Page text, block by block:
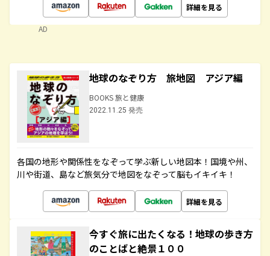
詳細を見る
AD
地球のなぞり方 旅地図 アジア編
BOOKS 旅と健康
2022.11.25 発売
各国の地形や関係性をなぞって学ぶ新しい地図本！国境や州、
川や街道、島など旅気分で地図をなぞって脳もイキイキ！
詳細を見る
今すぐ旅に出たくなる！地球の歩き方
のことばと絶景１００